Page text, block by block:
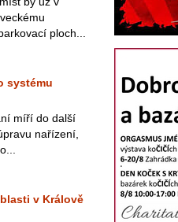
ploch...
systému
míří do další
nařízení,
v Králově